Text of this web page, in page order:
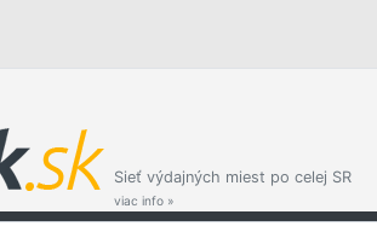
Sieť výdajných miest po celej SR
viac info »